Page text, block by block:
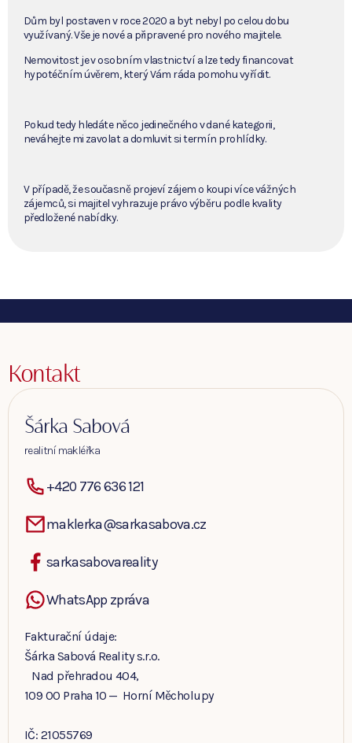
Dům byl postaven v roce 2020 a byt nebyl po celou dobu
využívaný. Vše je nové a připravené pro nového majitele.
Nemovitost je v osobním vlastnictví a lze tedy financovat
hypotéčním úvěrem, který Vám ráda pomohu vyřídit.
Pokud tedy hledáte něco jedinečného v dané kategorii,
neváhejte mi zavolat a domluvit si termín prohlídky.
V případě, že současně projeví zájem o koupi více vážných
zájemců, si majitel vyhrazuje právo výběru podle kvality
předložené nabídky.
Kontakt
Šárka Sabová
realitní makléřka
+420 776 636 121
maklerka@sarkasabova.cz
sarkasabovareality
WhatsApp zpráva
Fakturační údaje:
Šárka Sabová Reality s.r.o.
Nad přehradou 404,
109 00 Praha 10 — Horní Měcholupy
IČ: 21055769